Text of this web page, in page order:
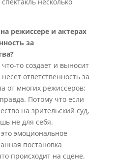
режиссере и актерах
за
то создает и выносит
ответственность за
от многих режиссеров:
Потому что если
на зрительский суд,
не для себя.
эмоциональное
постановка
происходит на сцене.